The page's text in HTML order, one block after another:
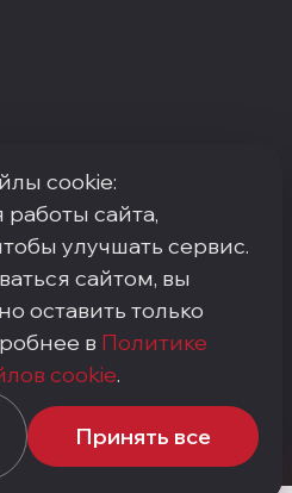
ArtPlay, Нижняя
step.ru
персональных данных
файлов cookie
cookie:
сайта,
улучшать сервис.
сайтом, вы
оставить только
в Политике
cookie.
Принять все